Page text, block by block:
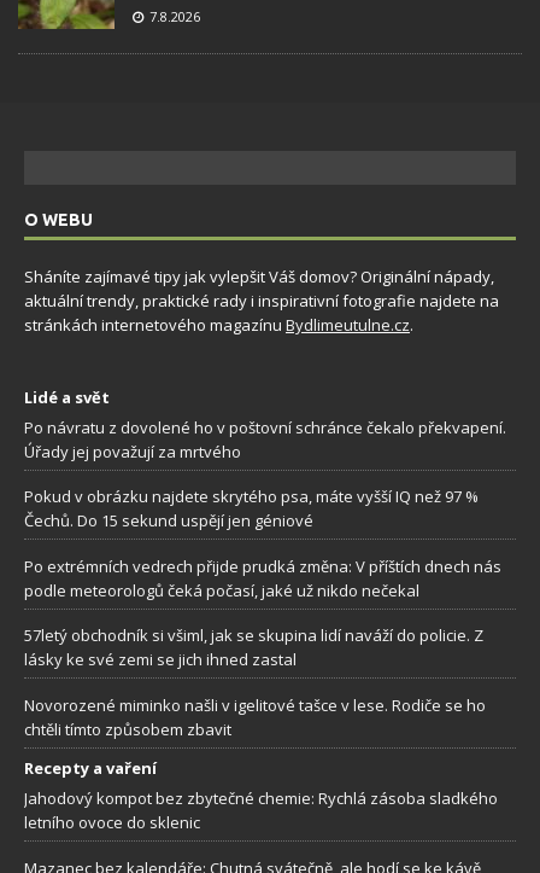
7.8.2026
O WEBU
Sháníte zajímavé tipy jak vylepšit Váš domov? Originální nápady,
aktuální trendy, praktické rady i inspirativní fotografie najdete na
stránkách internetového magazínu Bydlimeutulne.cz.
Lidé a svět
Po návratu z dovolené ho v poštovní schránce čekalo překvapení.
Úřady jej považují za mrtvého
Pokud v obrázku najdete skrytého psa, máte vyšší IQ než 97 %
Čechů. Do 15 sekund uspějí jen géniové
Po extrémních vedrech přijde prudká změna: V příštích dnech nás
podle meteorologů čeká počasí, jaké už nikdo nečekal
57letý obchodník si všiml, jak se skupina lidí naváží do policie. Z
lásky ke své zemi se jich ihned zastal
Novorozené miminko našli v igelitové tašce v lese. Rodiče se ho
chtěli tímto způsobem zbavit
Recepty a vaření
Jahodový kompot bez zbytečné chemie: Rychlá zásoba sladkého
letního ovoce do sklenic
Mazanec bez kalendáře: Chutná svátečně, ale hodí se ke kávě